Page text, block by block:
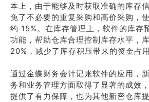
本上，由于能够及时获取准确的库存
免了不必要的重复采购和高价采购，
约 15%。在库存管理上，软件的库存
功能，帮助仓库合理控制库存水平，
20%，减少了库存积压带来的资金占
通过金蝶财务会计记账软件的应用，
务和业务管理方面取得了显著的成效
提供了有力保障，也为其他新密仓库